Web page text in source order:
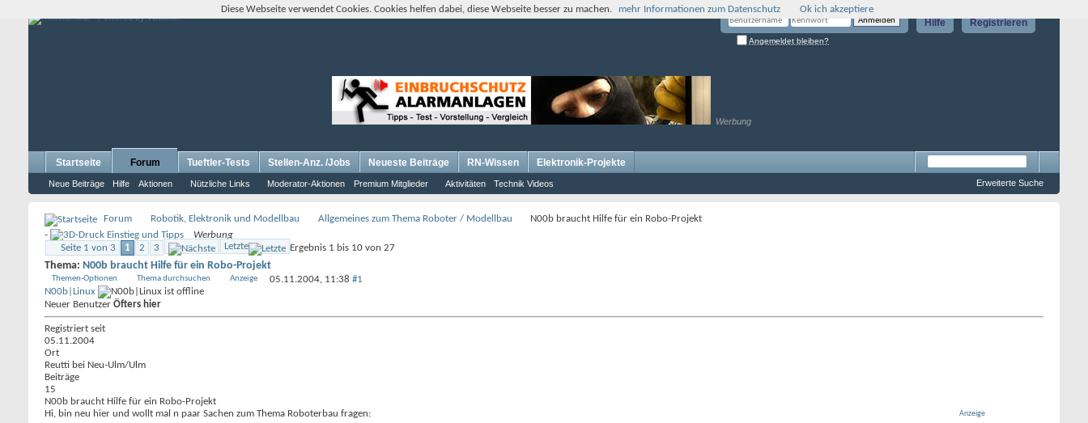
Registrieren
Hilfe
Angemeldet bleiben?
Werbung
Startseite Forum
Neue Beiträge Hilfe Aktionen Nützliche Links Moderator-Aktionen Premium Mitglieder Aktivitäten Technik Videos
Tueftler-Tests Stellen-Anz. /Jobs Neueste Beiträge RN-Wissen Elektronik-Projekte
Erweiterte Suche
Forum Robotik, Elektronik und Modellbau Allgemeines zum Thema Roboter / Modellbau
N00b braucht Hilfe für ein Robo-Projekt
-
Werbung
Seite 1 von 3
1 2 3 Letzte Ergebnis 1 bis 10 von 27
Thema: N00b braucht Hilfe für ein Robo-Projekt
Themen-Optionen Thema durchsuchen Anzeige 05.11.2004, 11:38 #1
N00b|Linux
Neuer Benutzer Öfters hier
Registriert seit
05.11.2004
Ort
Reutti bei Neu-Ulm/Ulm
Beiträge
15
N00b braucht Hilfe für ein Robo-Projekt
Anzeige
Hi, bin neu hier und wollt mal n paar Sachen zum Thema Roboterbau fragen:
Diese Webseite verwendet Cookies. Cookies helfen dabei, diese Webseite besser zu machen. mehr Informationen zum Datenschutz Ok ich akzeptiere